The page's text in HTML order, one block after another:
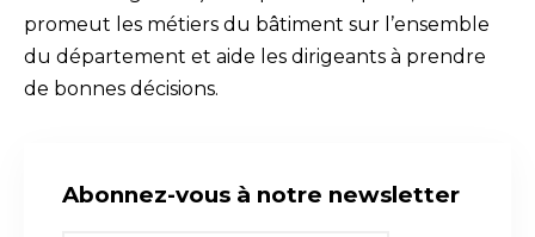
promeut les métiers du bâtiment sur l’ensemble
du département et aide les dirigeants à prendre
de bonnes décisions.
Abonnez-vous à notre newsletter